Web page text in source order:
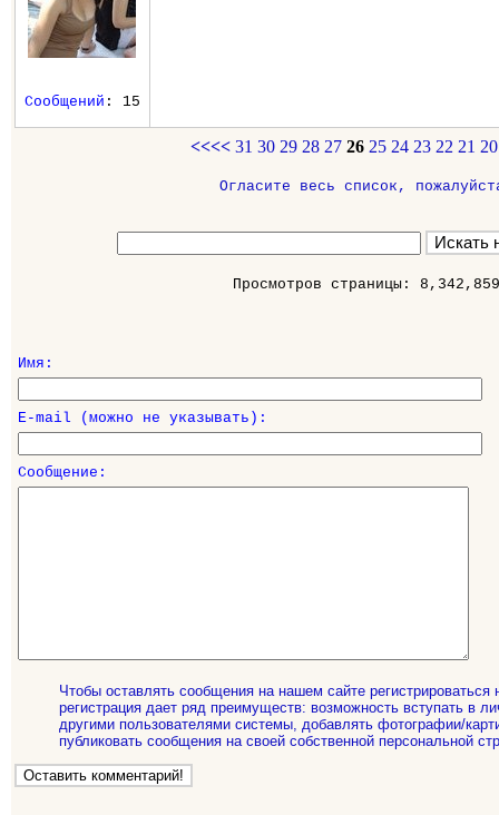
Сообщений : 15
<<<< 31 30 29 28 27 26 25 24 23 22 21 20
Огласите весь список,
Просмотров страницы:
Имя:
E-mail (можно не указывать):
Сообщение:
Чтобы оставлять сообщения на нашем сайте регистрироваться
регистрация дает ряд преимуществ: возможность вступать в
другими пользователями системы, добавлять фотографии/
публиковать сообщения на своей собственной персональной